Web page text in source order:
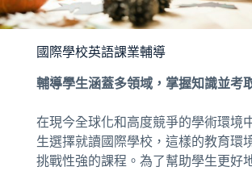
國際學校英語課業輔導
輔導學生涵蓋多領域，掌握知識並考
在現今全球化和高度競爭的學術環境
生選擇就讀國際學校，這樣的教育環
挑戰性強的課程。為了幫助學生更好